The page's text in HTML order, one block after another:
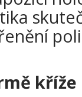
kříže